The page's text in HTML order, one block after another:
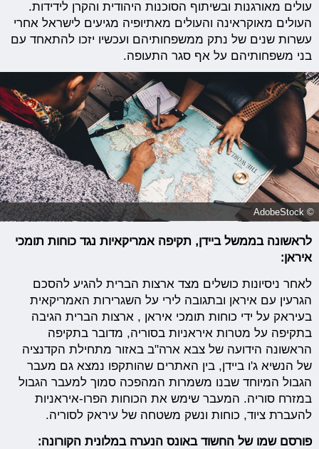
עולים מאורגנות ובשיתוף הסוכנות היהודית והקרן לידידות.
העולים מאוקראינה והעולים מאתיופיה מגיעים לישראל אחרי
עשרות שנים של נתק ממשפחותיהם ועכשיו יזכו להתאחד עם
בני משפחותיהם על אף סגר התעופה.
© AdobeStock
לראשונה בממשל ביידן, תקיפה אמריקאיות נגד כוחות תומכי
איראן:
לאחר ניסיונות כושלים מצד ארצות הברית להגיע להסכם
הגרעין עם איראן ובתגובה לירי על השגרירות האמריקאית
בעיראק על ידי כוחות תומכי איראן , ארצות הברית הגיבה
בתקיפה על מטרות איראניות בסוריה, מדובר בתקיפה
הראשונה הידועה של צבא ארה"ב באזור מתחילת הקדנציה
של הנשיא ג'ו ביידן, בין האתרים שהותקפו נמצא גם מעבר
הגבול המיוחד שבנו משמרות המהפכה סמוך למעבר הגבול
במזרח סוריה. המעבר שימש את הכוחות הפרו-איראניות
להעברת ציוד, כוחות ונשק משטחה של עיראק לסוריה.
פורסם שמו של החשוד באונס הנערה במלונית הקורונה: